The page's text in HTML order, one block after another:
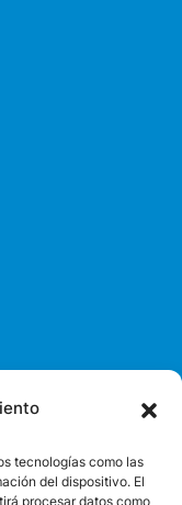
tecnologías como las
del dispositivo. El
procesar datos como